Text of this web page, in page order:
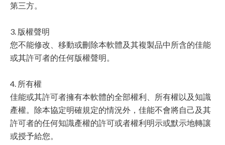
第三方。
3. 版權聲明
您不能修改、移動或刪除本軟體及其複製品中所含的佳能
或其許可者的任何版權聲明。
4. 所有權
佳能或其許可者擁有本軟體的全部權利、所有權以及知識
產權。除本協定明確規定的情況外，佳能不會將自己及其
許可者的任何知識產權的許可或者權利明示或默示地轉讓
或授予給您。